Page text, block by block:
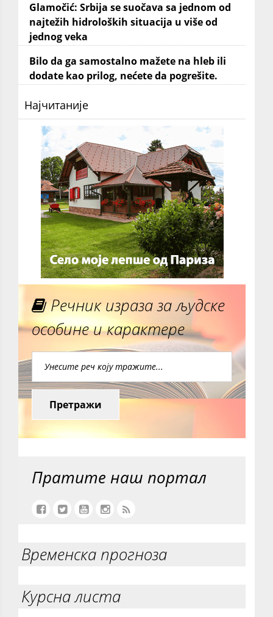
Glamočić: Srbija se suočava sa jednom od
najtežih hidroloških situacija u više od
jednog veka
Bilo da ga samostalno mažete na hleb ili
dodate kao prilog, nećete da pogrešite.
Најчитаније
Речник израза за људске
особине и карактере
Претражи
Пратите наш портал
Временска прогноза
Курсна листа